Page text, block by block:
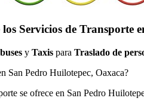
Servicios de Transporte
y Taxis para Traslado de
San Pedro Huilotepec, Oaxaca?
se ofrece en San Pedro